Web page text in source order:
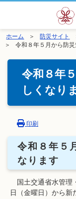
ホーム 防災サイト
令和８年５月から防
令和８年
しくなり
印刷
令和８年５
なります
国土交通省水管理
日（金曜日）から新